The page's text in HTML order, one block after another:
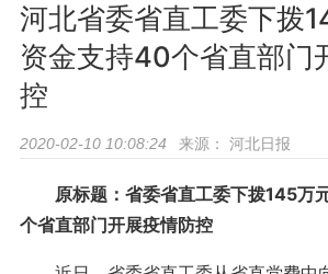
河北省委省直工委下拨
资金支持40个省直部门
控
2020-02-10 10:08:24 来源： 河北日报
原标题：省委省直工委下拨145万
个省直部门开展疫情防控